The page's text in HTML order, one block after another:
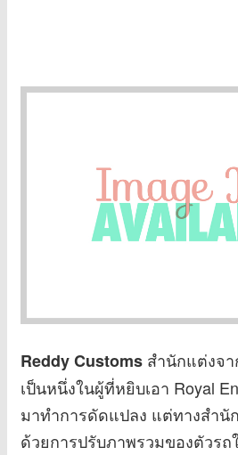
Reddy Customs สำนักแต่งจา
เป็นหนึ่งในผู้ที่หยิบเอา Royal
มาทำการดัดแปลง แต่ทางสำนั
ด้วยการปรับภาพรวมของตัวร